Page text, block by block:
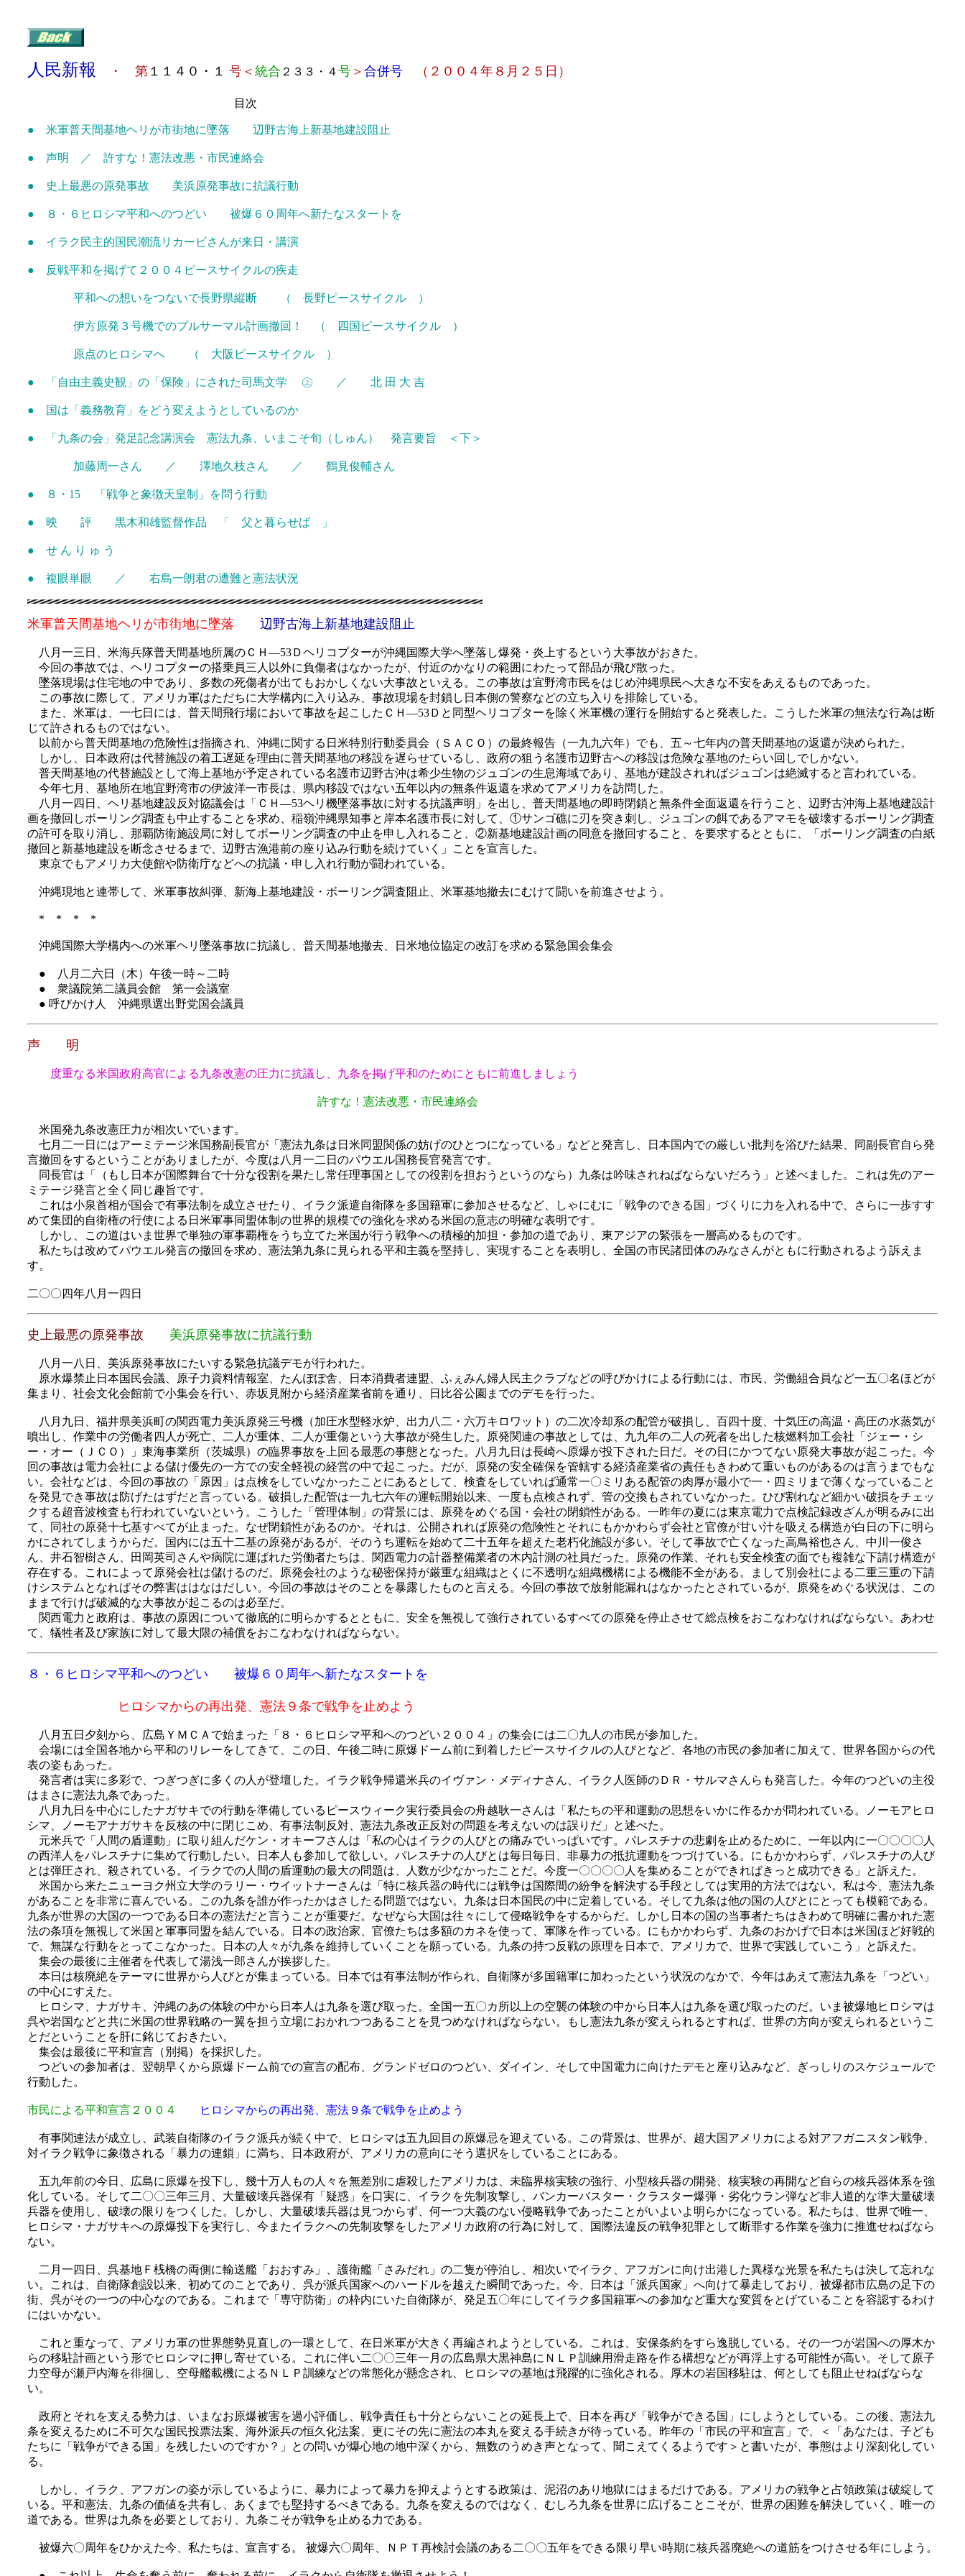
人民新報 ・ 第１１４０・１ 号＜ 統合 ２３３・４号＞ 合併号（２００４年８月２５日）
目次
● 米軍普天間基地ヘリが市街地に墜落 辺野古海上新基地建設阻止
● 声明 ／ 許すな！憲法改悪・市民連絡会
● 史上最悪の原発事故 美浜原発事故に抗議行動
● ８・６ヒロシマ平和へのつどい 被爆６０周年へ新たなスタートを
● イラク民主的国民潮流リカービさんが来日・講演
● 反戦平和を掲げて２００４ピースサイクルの疾走
平和への想いをつないで長野県縦断 （ 長野ピースサイクル ）
伊方原発３号機でのプルサーマル計画撤回！ （ 四国ピースサイクル ）
原点のヒロシマへ （ 大阪ピースサイクル ）
● 「自由主義史観」の「保険」にされた司馬文学 ㊤ ／ 北 田 大 吉
● 国は「義務教育」をどう変えようとしているのか
● 「九条の会」発足記念講演会 憲法九条、いまこそ旬（しゅん） 発言要旨 ＜下＞
加藤周一さん ／ 澤地久枝さん ／ 鶴見俊輔さん
● ８・15 「戦争と象徴天皇制」を問う行動
● 映 評 黒木和雄監督作品 「 父と暮らせば 」
● せ ん り ゅ う
● 複眼単眼 ／ 右島一朗君の遭難と憲法状況
米軍普天間基地ヘリが市街地に墜落 辺野古海上新基地建設阻止
八月一三日、米海兵隊普天間基地所属のＣＨ―53Ｄヘリコプターが沖縄国際大学へ墜落し爆発・炎上するという大事故がおきた。
今回の事故では、ヘリコプターの搭乗員三人以外に負傷者はなかったが、付近のかなりの範囲にわたって部品が飛び散った。
墜落現場は住宅地の中であり、多数の死傷者が出てもおかしくない大事故といえる。この事故は宜野湾市民をはじめ沖縄県民へ大きな不安をあえるものであった。
この事故に際して、アメリカ軍はただちに大学構内に入り込み、事故現場を封鎖し日本側の警察などの立ち入りを排除している。
また、米軍は、一七日には、普天間飛行場において事故を起こしたＣＨ―53Ｄと同型ヘリコプターを除く米軍機の運行を開始すると発表した。こうした米軍の無法な行為は断
じて許されるものではない。
以前から普天間基地の危険性は指摘され、沖縄に関する日米特別行動委員会（ＳＡＣＯ）の最終報告（一九九六年）でも、五～七年内の普天間基地の返還が決められた。
しかし、日本政府は代替施設の着工遅延を理由に普天間基地の移設を遅らせているし、政府の狙う名護市辺野古への移設は危険な基地のたらい回しでしかない。
普天間基地の代替施設として海上基地が予定されている名護市辺野古沖は希少生物のジュゴンの生息海域であり、基地が建設されればジュゴンは絶滅すると言われている。
今年七月、基地所在地宜野湾市の伊波洋一市長は、県内移設ではない五年以内の無条件返還を求めてアメリカを訪問した。
八月一四日、ヘリ基地建設反対協議会は「ＣＨ―53ヘリ機墜落事故に対する抗議声明」を出し、普天間基地の即時閉鎖と無条件全面返還を行うこと、辺野古沖海上基地建設計
画を撤回しボーリング調査も中止することを求め、稲嶺沖縄県知事と岸本名護市長に対して、①サンゴ礁に刃を突き刺し、ジュゴンの餌であるアマモを破壊するボーリング調査
の許可を取り消し、那覇防衛施設局に対してボーリング調査の中止を申し入れること、②新基地建設計画の同意を撤回すること、を要求するとともに、「ボーリング調査の白紙
撤回と新基地建設を断念させるまで、辺野古漁港前の座り込み行動を続けていく」ことを宣言した。
東京でもアメリカ大使館や防衛庁などへの抗議・申し入れ行動が闘われている。
沖縄現地と連帯して、米軍事故糾弾、新海上基地建設・ボーリング調査阻止、米軍基地撤去にむけて闘いを前進させよう。
* * * *
沖縄国際大学構内への米軍ヘリ墜落事故に抗議し、普天間基地撤去、日米地位協定の改訂を求める緊急国会集会
● 八月二六日（木）午後一時～二時
● 衆議院第二議員会館 第一会議室
● 呼びかけ人 沖縄県選出野党国会議員
声 明
度重なる米国政府高官による九条改憲の圧力に抗議し、九条を掲げ平和のためにともに前進しましょう
許すな！憲法改悪・市民連絡会
米国発九条改憲圧力が相次いでいます。
七月二一日にはアーミテージ米国務副長官が「憲法九条は日米同盟関係の妨げのひとつになっている」などと発言し、日本国内での厳しい批判を浴びた結果、同副長官自ら発
言撤回をするということがありましたが、今度は八月一二日のパウエル国務長官発言です。
同長官は「（もし日本が国際舞台で十分な役割を果たし常任理事国としての役割を担おうというのなら）九条は吟味されねばならないだろう」と述べました。これは先のアー
ミテージ発言と全く同じ趣旨です。
これは小泉首相が国会で有事法制を成立させたり、イラク派遣自衛隊を多国籍軍に参加させるなど、しゃにむに「戦争のできる国」づくりに力を入れる中で、さらに一歩すす
めて集団的自衛権の行使による日米軍事同盟体制の世界的規模での強化を求める米国の意志の明確な表明です。
しかし、この道はいま世界で単独の軍事覇権をうち立てた米国が行う戦争への積極的加担・参加の道であり、東アジアの緊張を一層高めるものです。
私たちは改めてパウエル発言の撤回を求め、憲法第九条に見られる平和主義を堅持し、実現することを表明し、全国の市民諸団体のみなさんがともに行動されるよう訴えま
す。
二〇〇四年八月一四日
史上最悪の原発事故 美浜原発事故に抗議行動
八月一八日、美浜原発事故にたいする緊急抗議デモが行われた。
原水爆禁止日本国民会議、原子力資料情報室、たんぽぽ舎、日本消費者連盟、ふぇみん婦人民主クラブなどの呼びかけによる行動には、市民、労働組合員など一五〇名ほどが
集まり、社会文化会館前で小集会を行い、赤坂見附から経済産業省前を通り、日比谷公園までのデモを行った。
八月九日、福井県美浜町の関西電力美浜原発三号機（加圧水型軽水炉、出力八二・六万キロワット）の二次冷却系の配管が破損し、百四十度、十気圧の高温・高圧の水蒸気が
噴出し、作業中の労働者四人が死亡、二人が重体、二人が重傷という大事故が発生した。原発関連の事故としては、九九年の二人の死者を出した核燃料加工会社「ジェー・シ
ー・オー（ＪＣＯ）」東海事業所（茨城県）の臨界事故を上回る最悪の事態となった。八月九日は長崎へ原爆が投下された日だ。その日にかつてない原発大事故が起こった。今
回の事故は電力会社による儲け優先の一方での安全軽視の経営の中で起こった。だが、原発の安全確保を管轄する経済産業省の責任もきわめて重いものがあるのは言うまでもな
い。会社などは、今回の事故の「原因」は点検をしていなかったことにあるとして、検査をしていれば通常一〇ミリある配管の肉厚が最小で一・四ミリまで薄くなっていること
を発見でき事故は防げたはずだと言っている。破損した配管は一九七六年の運転開始以来、一度も点検されず、管の交換もされていなかった。ひび割れなど細かい破損をチェッ
クする超音波検査も行われていないという。こうした「管理体制」の背景には、原発をめぐる国・会社の閉鎖性がある。一昨年の夏には東京電力で点検記録改ざんが明るみに出
て、同社の原発十七基すべてが止まった。なぜ閉鎖性があるのか。それは、公開されれば原発の危険性とそれにもかかわらず会社と官僚が甘い汁を吸える構造が白日の下に明ら
かにされてしまうからだ。国内には五十二基の原発があるが、そのうち運転を始めて二十五年を超えた老朽化施設が多い。そして事故で亡くなった高鳥裕也さん、中川一俊さ
ん、井石智樹さん、田岡英司さんや病院に運ばれた労働者たちは、関西電力の計器整備業者の木内計測の社員だった。原発の作業、それも安全検査の面でも複雑な下請け構造が
存在する。これによって原発会社は儲けるのだ。原発会社のような秘密保持が厳重な組織はとくに不透明な組織機構による機能不全がある。まして別会社による二重三重の下請
けシステムとなればその弊害ははなはだしい。今回の事故はそのことを暴露したものと言える。今回の事故で放射能漏れはなかったとされているが、原発をめぐる状況は、この
ままで行けば破滅的な大事故が起こるのは必至だ。
関西電力と政府は、事故の原因について徹底的に明らかするとともに、安全を無視して強行されているすべての原発を停止させて総点検をおこなわなければならない。あわせ
て、犠牲者及び家族に対して最大限の補償をおこなわなければならない。
８・６ヒロシマ平和へのつどい 被爆６０周年へ新たなスタートを
ヒロシマからの再出発、憲法９条で戦争を止めよう
八月五日夕刻から、広島ＹＭＣＡで始まった「８・６ヒロシマ平和へのつどい２００４」の集会には二〇九人の市民が参加した。
会場には全国各地から平和のリレーをしてきて、この日、午後二時に原爆ドーム前に到着したピースサイクルの人びとなど、各地の市民の参加者に加えて、世界各国からの代
表の姿もあった。
発言者は実に多彩で、つぎつぎに多くの人が登壇した。イラク戦争帰還米兵のイヴァン・メディナさん、イラク人医師のＤＲ・サルマさんらも発言した。今年のつどいの主役
はまさに憲法九条であった。
八月九日を中心にしたナガサキでの行動を準備しているピースウィーク実行委員会の舟越耿一さんは「私たちの平和運動の思想をいかに作るかが問われている。ノーモアヒロ
シマ、ノーモアナガサキを反核の中に閉じこめ、有事法制反対、憲法九条改正反対の問題を考えないのは誤りだ」と述べた。
元米兵で「人間の盾運動」に取り組んだケン・オキーフさんは「私の心はイラクの人びとの痛みでいっぱいです。パレスチナの悲劇を止めるために、一年以内に一〇〇〇〇人
の西洋人をパレスチナに集めて行動したい。日本人も参加して欲しい。パレスチナの人びとは毎日毎日、非暴力の抵抗運動をつづけている。にもかかわらず、パレスチナの人び
とは弾圧され、殺されている。イラクでの人間の盾運動の最大の問題は、人数が少なかったことだ。今度一〇〇〇〇人を集めることができればきっと成功できる」と訴えた。
米国から来たニューヨク州立大学のラリー・ウイットナーさんは「特に核兵器の時代には戦争は国際間の紛争を解決する手段としては実用的方法ではない。私は今、憲法九条
があることを非常に喜んでいる。この九条を誰が作ったかはさしたる問題ではない。九条は日本国民の中に定着している。そして九条は他の国の人びとにとっても模範である。
九条が世界の大国の一つである日本の憲法だと言うことが重要だ。なぜなら大国は往々にして侵略戦争をするからだ。しかし日本の国の当事者たちはきわめて明確に書かれた憲
法の条項を無視して米国と軍事同盟を結んでいる。日本の政治家、官僚たちは多額のカネを使って、軍隊を作っている。にもかかわらず、九条のおかげで日本は米国ほど好戦的
で、無謀な行動をとってこなかった。日本の人々が九条を維持していくことを願っている。九条の持つ反戦の原理を日本で、アメリカで、世界で実践していこう」と訴えた。
集会の最後に主催者を代表して湯浅一郎さんが挨拶した。
本日は核廃絶をテーマに世界から人びとが集まっている。日本では有事法制が作られ、自衛隊が多国籍軍に加わったという状況のなかで、今年はあえて憲法九条を「つどい」
の中心にすえた。
ヒロシマ、ナガサキ、沖縄のあの体験の中から日本人は九条を選び取った。全国一五〇カ所以上の空襲の体験の中から日本人は九条を選び取ったのだ。いま被爆地ヒロシマは
呉や岩国などと共に米国の世界戦略の一翼を担う立場におかれつつあることを見つめなければならない。もし憲法九条が変えられるとすれば、世界の方向が変えられるというこ
とだということを肝に銘じておきたい。
集会は最後に平和宣言（別掲）を採択した。
つどいの参加者は、翌朝早くから原爆ドーム前での宣言の配布、グランドゼロのつどい、ダイイン、そして中国電力に向けたデモと座り込みなど、ぎっしりのスケジュールで
行動した。
市民による平和宣言２００４ ヒロシマからの再出発、憲法９条で戦争を止めよう
有事関連法が成立し、武装自衛隊のイラク派兵が続く中で、ヒロシマは五九回目の原爆忌を迎えている。この背景は、世界が、超大国アメリカによる対アフガニスタン戦争、
対イラク戦争に象徴される「暴力の連鎖」に満ち、日本政府が、アメリカの意向にそう選択をしていることにある。
五九年前の今日、広島に原爆を投下し、幾十万人もの人々を無差別に虐殺したアメリカは、未臨界核実験の強行、小型核兵器の開発、核実験の再開など自らの核兵器体系を強
化している。そして二〇〇三年三月、大量破壊兵器保有「疑惑」を口実に、イラクを先制攻撃し、バンカーバスター・クラスター爆弾・劣化ウラン弾など非人道的な準大量破壊
兵器を使用し、破壊の限りをつくした。しかし、大量破壊兵器は見つからず、何一つ大義のない侵略戦争であったことがいよいよ明らかになっている。私たちは、世界で唯一、
ヒロシマ・ナガサキへの原爆投下を実行し、今またイラクへの先制攻撃をしたアメリカ政府の行為に対して、国際法違反の戦争犯罪として断罪する作業を強力に推進せねばなら
ない。
二月一四日、呉基地Ｆ桟橋の両側に輸送艦「おおすみ」、護衛艦「さみだれ」の二隻が停泊し、相次いでイラク、アフガンに向け出港した異様な光景を私たちは決して忘れな
い。これは、自衛隊創設以来、初めてのことであり、呉が派兵国家へのハードルを越えた瞬間であった。今、日本は「派兵国家」へ向けて暴走しており、被爆都市広島の足下の
街、呉がその一つの中心なのである。これまで「専守防衛」の枠内にいた自衛隊が、発足五〇年にしてイラク多国籍軍への参加など重大な変質をとげていることを容認するわけ
にはいかない。
これと重なって、アメリカ軍の世界態勢見直しの一環として、在日米軍が大きく再編されようとしている。これは、安保条約をすら逸脱している。その一つが岩国への厚木か
らの移駐計画という形でヒロシマに押し寄せている。これに伴い二〇〇三年一月の広島県大黒神島にＮＬＰ訓練用滑走路を作る構想などが再浮上する可能性が高い。そして原子
力空母が瀬戸内海を徘徊し、空母艦載機によるＮＬＰ訓練などの常態化が懸念され、ヒロシマの基地は飛躍的に強化される。厚木の岩国移駐は、何としても阻止せねばならな
い。
政府とそれを支える勢力は、いまなお原爆被害を過小評価し、戦争責任も十分とらないことの延長上で、日本を再び「戦争ができる国」にしようとしている。この後、憲法九
条を変えるために不可欠な国民投票法案、海外派兵の恒久化法案、更にその先に憲法の本丸を変える手続きが待っている。昨年の「市民の平和宣言」で、＜「あなたは、子ども
たちに「戦争ができる国」を残したいのですか？」との問いが爆心地の地中深くから、無数のうめき声となって、聞こえてくるようです＞と書いたが、事態はより深刻化してい
る。
しかし、イラク、アフガンの姿が示しているように、暴力によって暴力を抑えようとする政策は、泥沼のあり地獄にはまるだけである。アメリカの戦争と占領政策は破綻して
いる。平和憲法、九条の価値を共有し、あくまでも堅持するべきである。九条を変えるのではなく、むしろ九条を世界に広げることこそが、世界の困難を解決していく、唯一の
道である。世界は九条を必要としており、九条こそが戦争を止める力である。
被爆六〇周年をひかえた今、私たちは、宣言する。 被爆六〇周年、ＮＰＴ再検討会議のある二〇〇五年をできる限り早い時期に核兵器廃絶への道筋をつけさせる年にしよう。